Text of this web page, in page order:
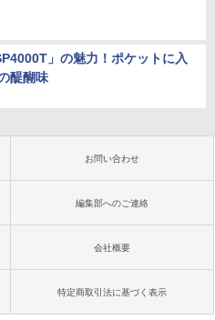
」の魅力！ポケットに入
醍醐味
お問い合わせ
編集部へのご連絡
会社概要
特定商取引法に基づく表示